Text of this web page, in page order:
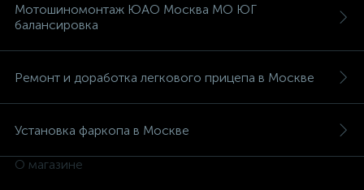
Мотошиномонтаж ЮАО Москва МО ЮГ
балансировка
Ремонт и доработка легкового прицепа в Москве
Установка фаркопа в Москве
О магазине